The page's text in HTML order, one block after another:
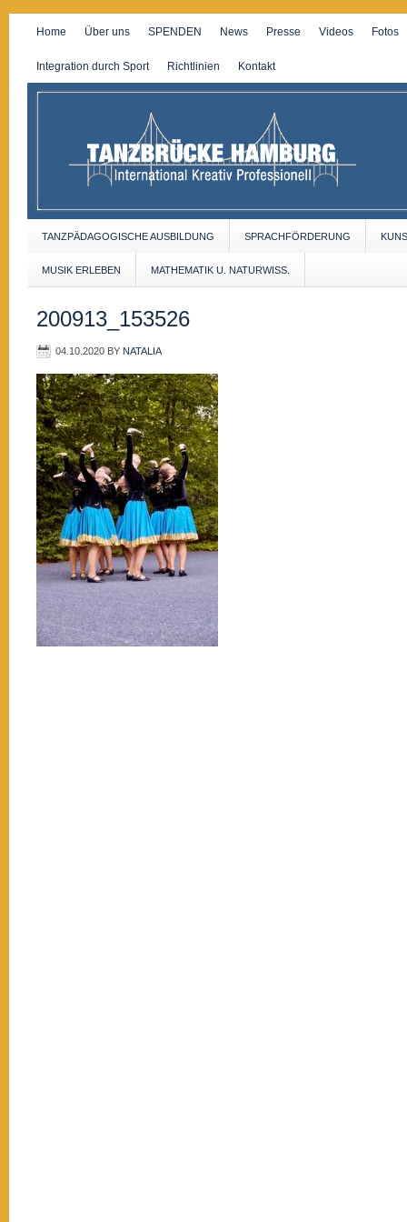
Home Über uns SPENDEN News Presse Videos Fotos
Integration durch Sport Richtlinien Kontakt
TANZPÄDAGOGISCHE AUSBILDUNG SPRACHFÖRDERUNG
MUSIK ERLEBEN MATHEMATIK U. NATURWISS.
200913_153526
04.10.2020 BY NATALIA